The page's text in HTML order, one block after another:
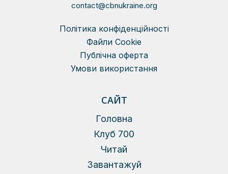
contact@cbnukraine.org
Політика конфіденційності
Файли Сookie
Публічна оферта
Умови використання
САЙТ
Головна
Клуб 700
Читай
Завантажуй